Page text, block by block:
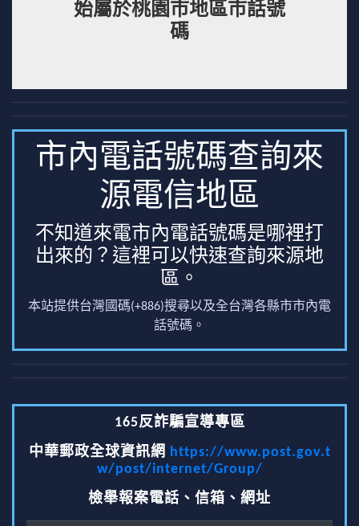
始屬於桃園市地區市話號
碼
市內電話號碼查詢來
源電信地區
不知道來電市內電話號碼是哪裡打
出來的？這裡可以快速查詢來源地
區。
本站提供台灣國碼(+886)搜尋以及全台灣各縣市市內電
話號碼。
165反詐騙宣導專區
中華郵政全球資訊網 https://www.post.gov.t
w/post/internet/Group/
檢舉報案電話、信箱、網址